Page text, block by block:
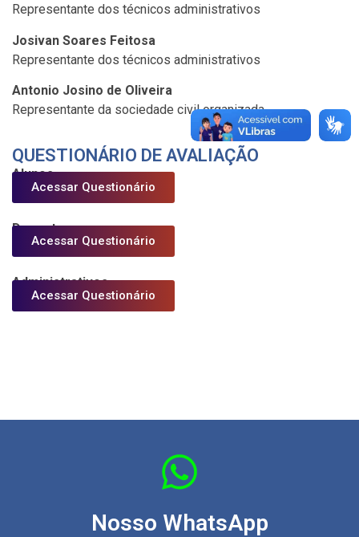
Representante dos técnicos administrativos
Josivan Soares Feitosa
Representante dos técnicos administrativos
Antonio Josino de Oliveira
Representante da sociedade civil organizada
QUESTIONÁRIO DE AVALIAÇÃO
Alunos
Acessar Questionário
Docentes
Acessar Questionário
Administrativos
Acessar Questionário
Nosso WhatsApp